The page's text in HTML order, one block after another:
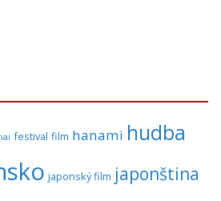
festival film hanami hudba
japonský film japonština